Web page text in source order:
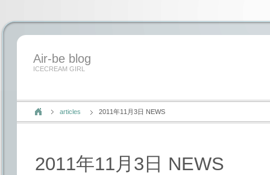
Air-be blog
ICECREAM GIRL
articles 2011年11月3日 NEWS
2011年11月3日 NEWS